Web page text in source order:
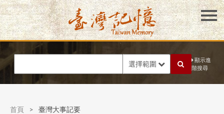
選擇範圍
顯示進
階搜尋
首頁 > 臺灣大事記要